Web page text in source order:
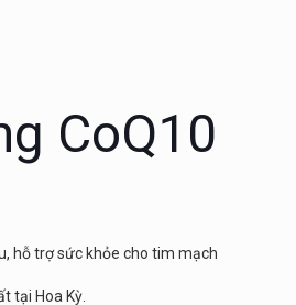
CoQ10
hỗ trợ sức khỏe cho tim mạch
tại Hoa Kỳ.